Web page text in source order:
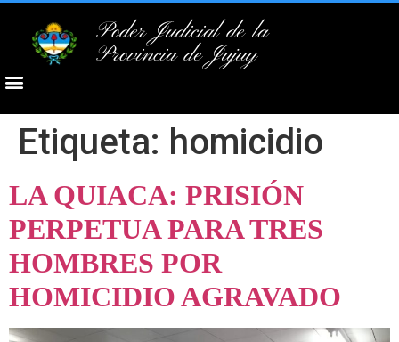
Poder Judicial de la
Provincia de Jujuy
Etiqueta: homicidio
LA QUIACA: PRISIÓN
PERPETUA PARA TRES
HOMBRES POR
HOMICIDIO AGRAVADO